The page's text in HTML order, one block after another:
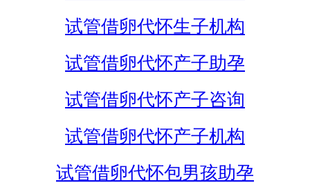
试管借卵代怀生子机构
试管借卵代怀产子助孕
试管借卵代怀产子咨询
试管借卵代怀产子机构
试管借卵代怀包男孩助孕